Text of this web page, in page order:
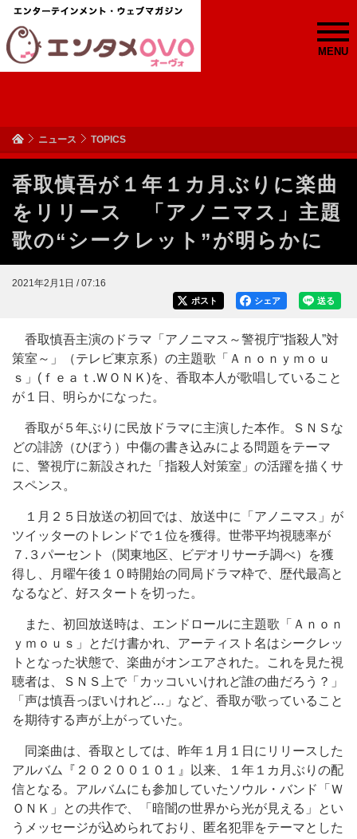
MENU
ニュース TOPICS
香取慎吾が１年１カ月ぶりに楽曲
をリリース 「アノニマス」主題
歌の“シークレット”が明らかに
2021年2月1日 / 07:16
送る
シェア
ポスト
香取慎吾主演のドラマ「アノニマス～警視庁“指殺人”対
策室～」（テレビ東京系）の主題歌「Ａｎｏｎｙｍｏｕ
ｓ」(ｆｅａｔ.ＷＯＮＫ)を、香取本人が歌唱していること
が１日、明らかになった。
香取が５年ぶりに民放ドラマに主演した本作。ＳＮＳな
どの誹謗（ひぼう）中傷の書き込みによる問題をテーマ
に、警視庁に新設された「指殺人対策室」の活躍を描くサ
スペンス。
１月２５日放送の初回では、放送中に「アノニマス」が
ツイッターのトレンドで１位を獲得。世帯平均視聴率が
７.３パーセント（関東地区、ビデオリサーチ調べ）を獲
得し、月曜午後１０時開始の同局ドラマ枠で、歴代最高と
なるなど、好スタートを切った。
また、初回放送時は、エンドロールに主題歌「Ａｎｏｎ
ｙｍｏｕｓ」とだけ書かれ、アーティスト名はシークレッ
トとなった状態で、楽曲がオンエアされた。これを見た視
聴者は、ＳＮＳ上で「カッコいいけれど誰の曲だろう？」
「声は慎吾っぽいけれど…」など、香取が歌っていること
を期待する声が上がっていた。
同楽曲は、香取としては、昨年１月１日にリリースした
アルバム『２０２００１０１』以来、１年１カ月ぶりの配
信となる。アルバムにも参加していたソウル・バンド「Ｗ
ＯＮＫ」との共作で、「暗闇の世界から光が見える」とい
うメッセージが込められており、匿名犯罪をテーマとした